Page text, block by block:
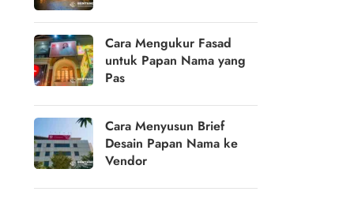
Cara Mengukur Fasad
untuk Papan Nama yang
Pas
Cara Menyusun Brief
Desain Papan Nama ke
Vendor